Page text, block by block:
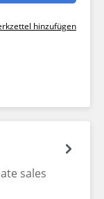
hinzufügen
sales